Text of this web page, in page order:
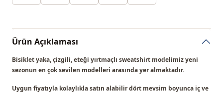
Ürün Açıklaması
Bisiklet yaka, çizgili, eteği yırtmaçlı sweatshirt modelimizyeni
sezonun en çok sevilen modelleri arasında yer almaktadır.
Uygun fiyatıyla kolaylıkla satın alabilir dört mevsim boyunca iç ve